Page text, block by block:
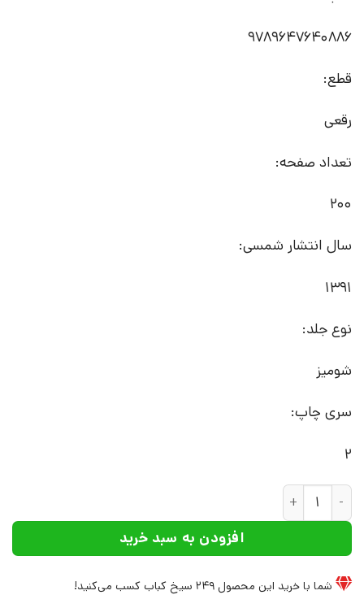
9789647640886
قطع:
رقعی
تعداد صفحه:
200
سال انتشار شمسی:
1391
نوع جلد:
شومیز
سری چاپ:
2
کتاب زن و شوهر واقعی | انتشارات افراز عدد
افزودن به سبد خرید
شما با خرید این محصول 249 سیخ کباب کسب می‌کنید!